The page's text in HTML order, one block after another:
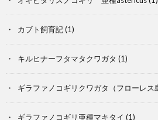
カブト飼育記(1)
キルヒナーフタマタクワガタ (1)
ギラファノコギリクワガタ（フローレス
ギラファノコギリ亜種マキタイ (1)